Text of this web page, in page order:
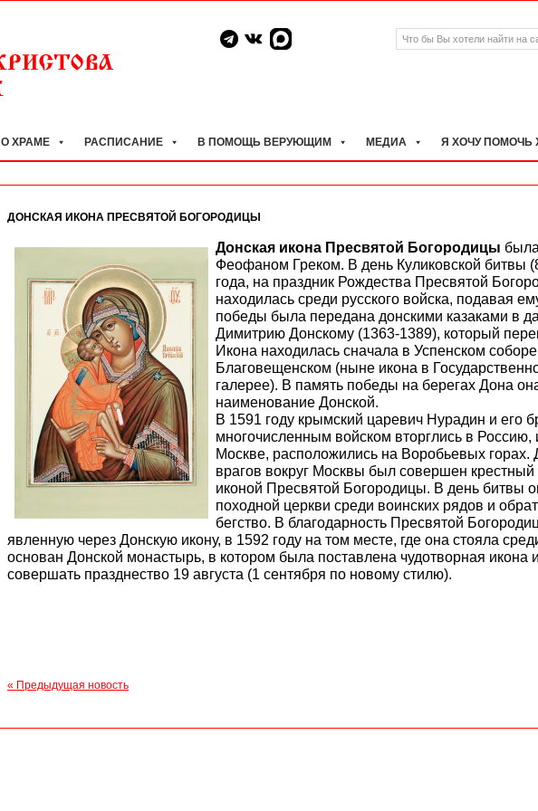
О ХРАМЕ РАСПИСАНИЕ В ПОМОЩЬ ВЕРУЮЩИМ МЕДИА Я ХОЧУ ПОМОЧЬ
ДОНСКАЯ ИКОНА ПРЕСВЯТОЙ БОГОРОДИЦЫ
Донская икона Пресвятой Богородицы
Феофаном Греком. В день Куликовской битвы
года, на праздник Рождества Пресвятой
находилась среди русского войска, подавая
победы была передана донскими казаками в
Димитрию Донскому (1363-1389), который
Икона находилась сначала в Успенском
Благовещенском (ныне икона в
галерее). В память победы на берегах Дона
наименование Донской.
В 1591 году крымский царевич Нурадин и его
многочисленным войском вторглись в Россию,
Москве, расположились на Воробьевых горах.
врагов вокруг Москвы был совершен крестный
иконой Пресвятой Богородицы. В день битвы
походной церкви среди воинских рядов и
бегство. В благодарность Пресвятой
явленную через Донскую икону, в 1592 году на том месте, где она стояла
основан Донской монастырь, в котором была поставлена чудотворная икона
совершать празднество 19 августа (1 сентября по новому стилю).
« Предыдущая новость